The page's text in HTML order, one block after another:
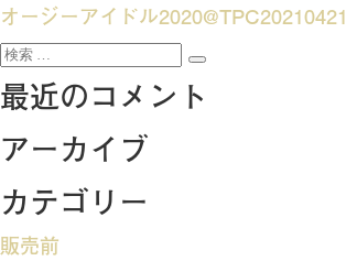
投
稿
ナ
ビ
ゲ
オージーアイドル2020@TPC20210421
検
索:
検
最近のコメント
アーカイブ
カテゴリー
販売前